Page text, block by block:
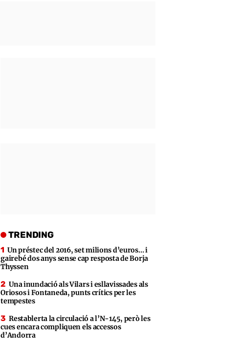
TRENDING
Un préstec del 2016, set milions d’euros… i
gairebé dos anys sense cap resposta de Borja
Thyssen
Una inundació als Vilars i esllavissades als
Oriosos i Fontaneda, punts crítics per les
tempestes
Restablerta la circulació a l’N-145, però les
cues encara compliquen els accessos
d’Andorra